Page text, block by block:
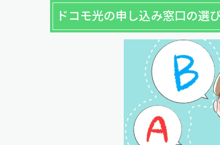
ドコモ光の申し込み窓口の選